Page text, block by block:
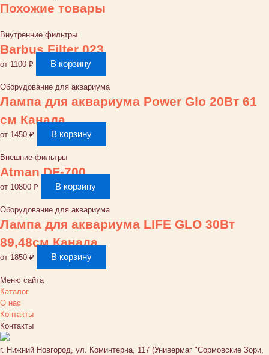
Похожие товары
Внутренние фильтры
Barbus Filter 023
от 1100 ₽ В корзину
Оборудование для аквариума
Лампа для аквариума Power Glo 20Вт 61
см Канада
от 1450 ₽ В корзину
Внешние фильтры
Atman DF-700
от 10800 ₽ В корзину
Оборудование для аквариума
Лампа для аквариума LIFE GLO 30Bт
89,48см Канада
от 1850 ₽ В корзину
Меню сайта
Каталог
О нас
Контакты
Контакты
г. Нижний Новгород, ул. Коминтерна, 117 (Универмаг "Сормовские Зори,